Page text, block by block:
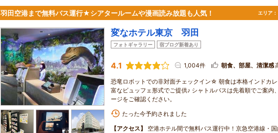
羽田空港まで無料バス運行★シアタールームや漫画読み放題も人気！ エリア：
変なホテル東京 羽田
フォトギャラリー 宿ブログ新着あり
4.1 1,004件 朝食、部屋、清潔感
恐竜ロボットでの非対面チェックイン☆ 朝食は本格インドカ
富なビュッフェ形式でご提供♪ シャトルバスは先着順でご案内
ージをご確認ください。
たった今予約されました
【アクセス】
空港ホテル間で無料バス運行中！京急空港線・